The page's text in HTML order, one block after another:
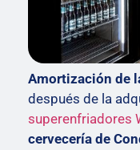
Amortización de
después de la
superenfriadores
cervecería de